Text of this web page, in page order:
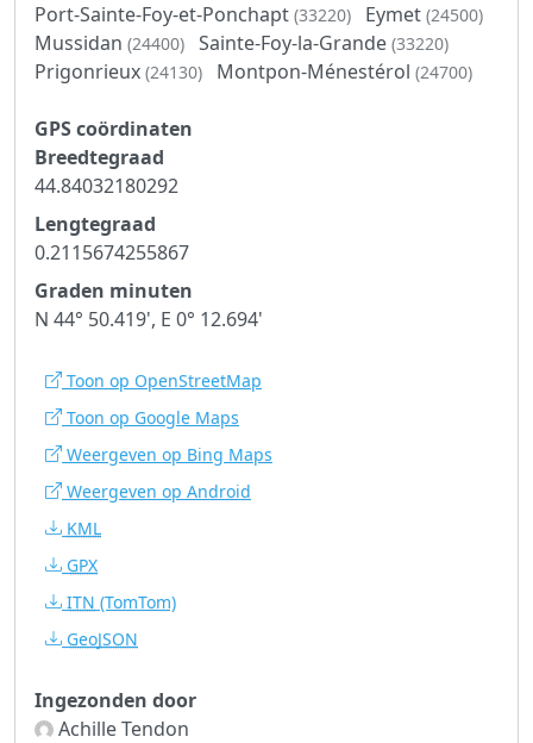
Port-Sainte-Foy-et-Ponchapt (33220) Eymet (24500)
Mussidan (24400) Sainte-Foy-la-Grande (33220)
Prigonrieux (24130) Montpon-Ménestérol (24700)
GPS coördinaten
Breedtegraad
44.84032180292
Lengtegraad
0.2115674255867
Graden minuten
N 44° 50.419', E 0° 12.694'
Toon op OpenStreetMap
Toon op Google Maps
Weergeven op Bing Maps
Weergeven op Android
KML
GPX
ITN (TomTom)
GeoJSON
Ingezonden door
Achille Tendon